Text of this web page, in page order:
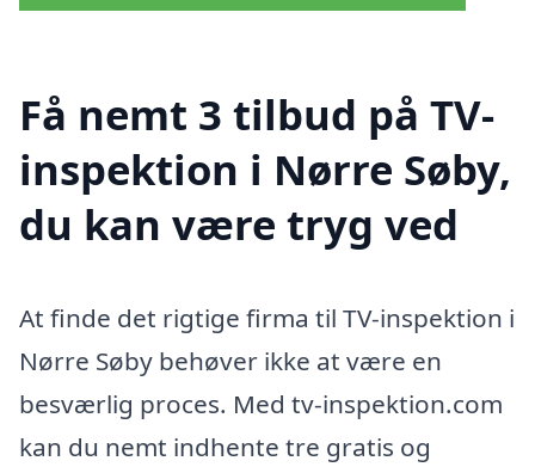
Få nemt 3 tilbud på TV-
inspektion i Nørre Søby,
du kan være tryg ved
At finde det rigtige firma til TV-inspektion i
Nørre Søby behøver ikke at være en
besværlig proces. Med tv-inspektion.com
kan du nemt indhente tre gratis og